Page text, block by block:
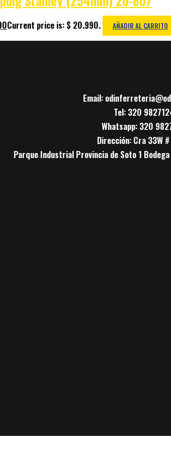
Current price is: $ 20.990. AÑADIR AL CARRITO
Email:
Tel: 320
Whatsapp: 320
Dirección: Cra 33W
Parque Industrial Provincia de Soto 1